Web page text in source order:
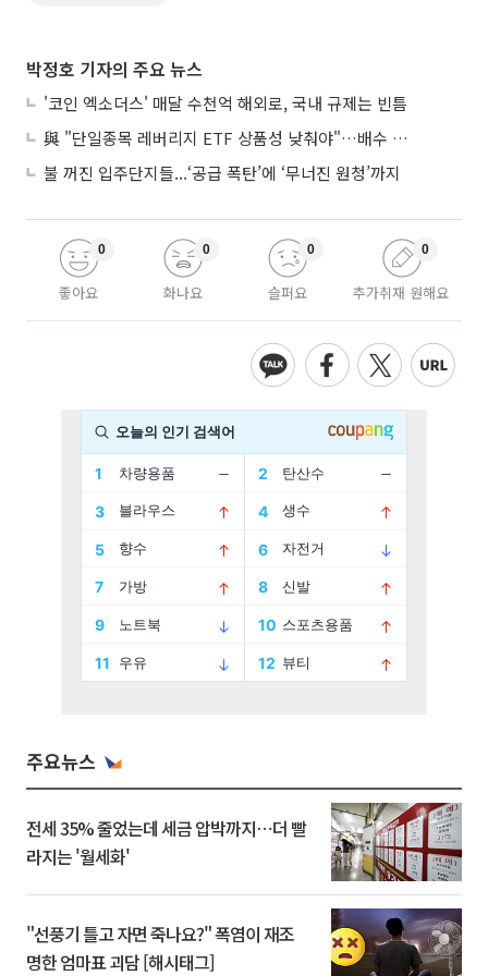
박정호 기자의 주요 뉴스
'코인 엑소더스' 매달 수천억 해외로, 국내 규제는 빈틈
與 "단일종목 레버리지 ETF 상품성 낮춰야"…배수 조정안도 거론
불 꺼진 입주단지들...‘공급 폭탄’에 ‘무너진 원청’까지
좋아요
0
화나요
0
슬퍼요
0
추가취재 원해요
0
주요뉴스
전세 35% 줄었는데 세금 압박까지⋯더 빨
라지는 '월세화'
"선풍기 틀고 자면 죽나요?" 폭염이 재조
명한 엄마표 괴담 [해시태그]